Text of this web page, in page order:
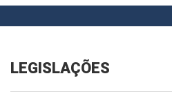
LEGISLAÇÕES